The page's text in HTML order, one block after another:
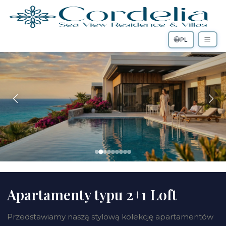
PL
Apartamenty typu 2+1 Loft
Przedstawiamy naszą stylową kolekcję apartamentów